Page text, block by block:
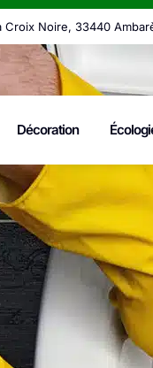
Croix Noire, 33440
Décoration